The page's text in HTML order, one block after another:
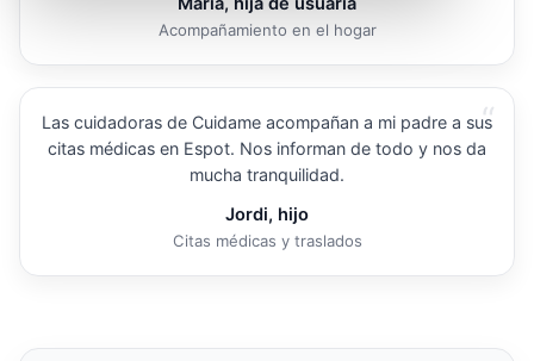
Acompañamiento en el hogar
“
Las cuidadoras de Cuidame acompañan a mi padre a sus
citas médicas en Espot. Nos informan de todo y nos da
mucha tranquilidad.
Jordi, hijo
Citas médicas y traslados